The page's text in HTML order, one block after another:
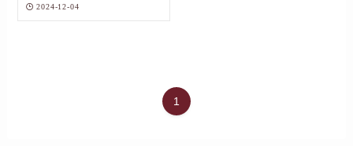
2024-12-04
1